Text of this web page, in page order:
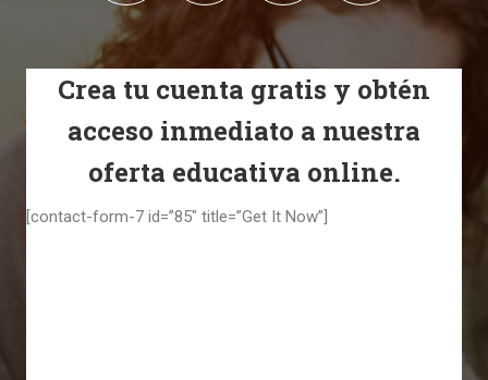
Crea tu cuenta gratis y obtén
acceso inmediato a nuestra
oferta educativa online.
[contact-form-7 id=”85″ title=”Get It Now”]